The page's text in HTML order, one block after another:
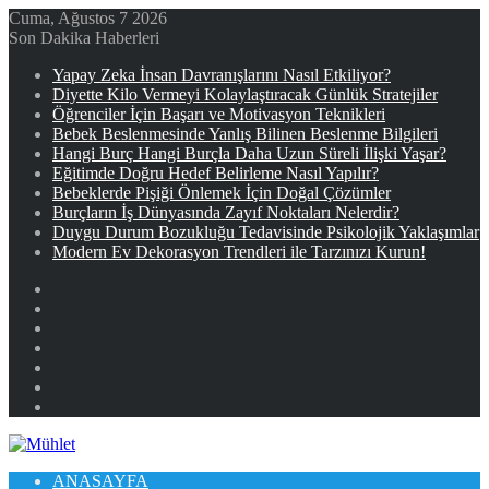
Cuma, Ağustos 7 2026
Son Dakika Haberleri
Yapay Zeka İnsan Davranışlarını Nasıl Etkiliyor?
Diyette Kilo Vermeyi Kolaylaştıracak Günlük Stratejiler
Öğrenciler İçin Başarı ve Motivasyon Teknikleri
Bebek Beslenmesinde Yanlış Bilinen Beslenme Bilgileri
Hangi Burç Hangi Burçla Daha Uzun Süreli İlişki Yaşar?
Eğitimde Doğru Hedef Belirleme Nasıl Yapılır?
Bebeklerde Pişiği Önlemek İçin Doğal Çözümler
Burçların İş Dünyasında Zayıf Noktaları Nelerdir?
Duygu Durum Bozukluğu Tedavisinde Psikolojik Yaklaşımlar
Modern Ev Dekorasyon Trendleri ile Tarzınızı Kurun!
ANASAYFA